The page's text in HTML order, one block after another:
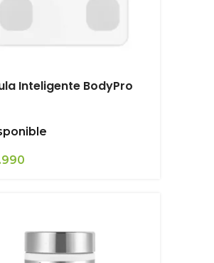
Inteligente BodyPro